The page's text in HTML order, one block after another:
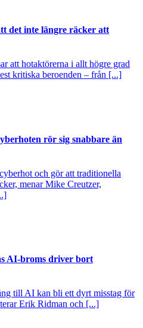
det inte längre räcker att
att hotaktörerna i allt högre grad
kritiska beroenden – från [...]
rör sig snabbare än
och gör att traditionella
menar Mike Creutzer,
AI-broms driver bort
till AI kan bli ett dyrt misstag för
Erik Ridman och [...]